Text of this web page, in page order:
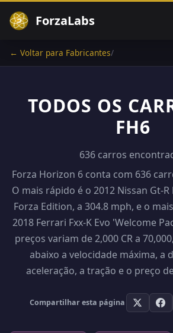
ForzaLabs
← Voltar para Fabricantes/
TODOS OS
FH6
636 carros
Forza Horizon 6 conta com 636
O mais rápido é o 2012 Nissan Gt-R
Forza Edition, a 304.8 mph, e o
2018 Ferrari Fxx-K Evo 'Welcome
preços variam de 2,000 CR a
abaixo a velocidade máxima, a
aceleração, a tração e o preço
Compartilhar esta página